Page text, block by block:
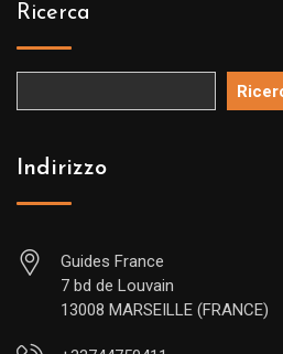
Ricerca
Indirizzo
Guides France
7 bd de Louvain
13008 MARSEILLE (FRANCE)